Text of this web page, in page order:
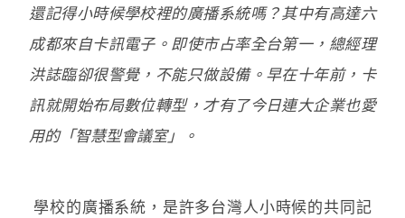
還記得小時候學校裡的廣播系統嗎？其中有高達六
成都來自卡訊電子。即使市占率全台第一，總經理
洪誌臨卻很警覺，不能只做設備。早在十年前，卡
訊就開始布局數位轉型，才有了今日連大企業也愛
用的「智慧型會議室」。
學校的廣播系統，是許多台灣人小時候的共同記